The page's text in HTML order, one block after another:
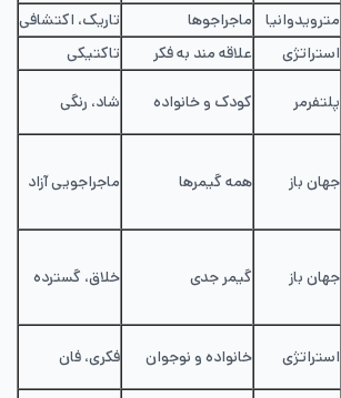
مترویدوانیا ماجراجوها
تاریک، اکتشافی
استراتژی علاقه مند به فکر
تاکتیکی
پلتفرمر کودک و خانواده شاد، رنگی
جهان باز همه گیمرها ماجراجویی آزاد
جهان باز گیمر جدی خلاق، گسترده
استراتژی خانواده و نوجوان فکری، فان